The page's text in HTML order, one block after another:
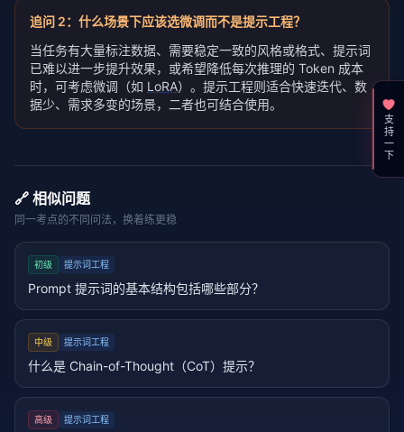
追问 2： 什么场景下应该选微调而不是提示工程？
当任务有大量标注数据、需要稳定一致的风格或格式、提示词
已难以进一步提升效果，或希望降低每次推理的 Token 成本
时，可考虑微调（如 LoRA）。提示工程则适合快速迭代、数
据少、需求多变的场景，二者也可结合使用。
🔗 相似问题
同一考点的不同问法，换着练更稳
初级 提示词工程
Prompt 提示词的基本结构包括哪些部分？
中级 提示词工程
什么是 Chain-of-Thought（CoT）提示？
高级 提示词工程
支持一下